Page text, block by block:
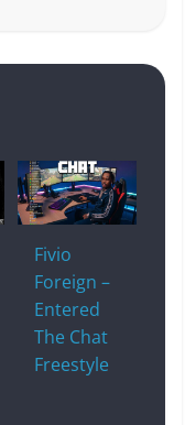
Fivio
Foreign –
Entered
The Chat
Freestyle